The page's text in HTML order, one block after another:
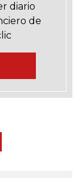
diario
de